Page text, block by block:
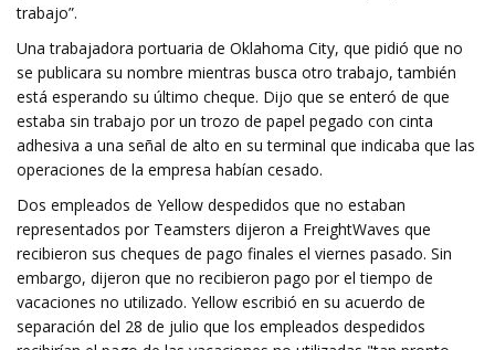
trabajo”.
Una trabajadora portuaria de Oklahoma City, que pidió que no
se publicara su nombre mientras busca otro trabajo, también
está esperando su último cheque. Dijo que se enteró de que
estaba sin trabajo por un trozo de papel pegado con cinta
adhesiva a una señal de alto en su terminal que indicaba que las
operaciones de la empresa habían cesado.
Dos empleados de Yellow despedidos que no estaban
representados por Teamsters dijeron a FreightWaves que
recibieron sus cheques de pago finales el viernes pasado. Sin
embargo, dijeron que no recibieron pago por el tiempo de
vacaciones no utilizado. Yellow escribió en su acuerdo de
separación del 28 de julio que los empleados despedidos